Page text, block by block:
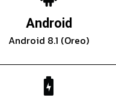
Android
Android 8.1 (Oreo)